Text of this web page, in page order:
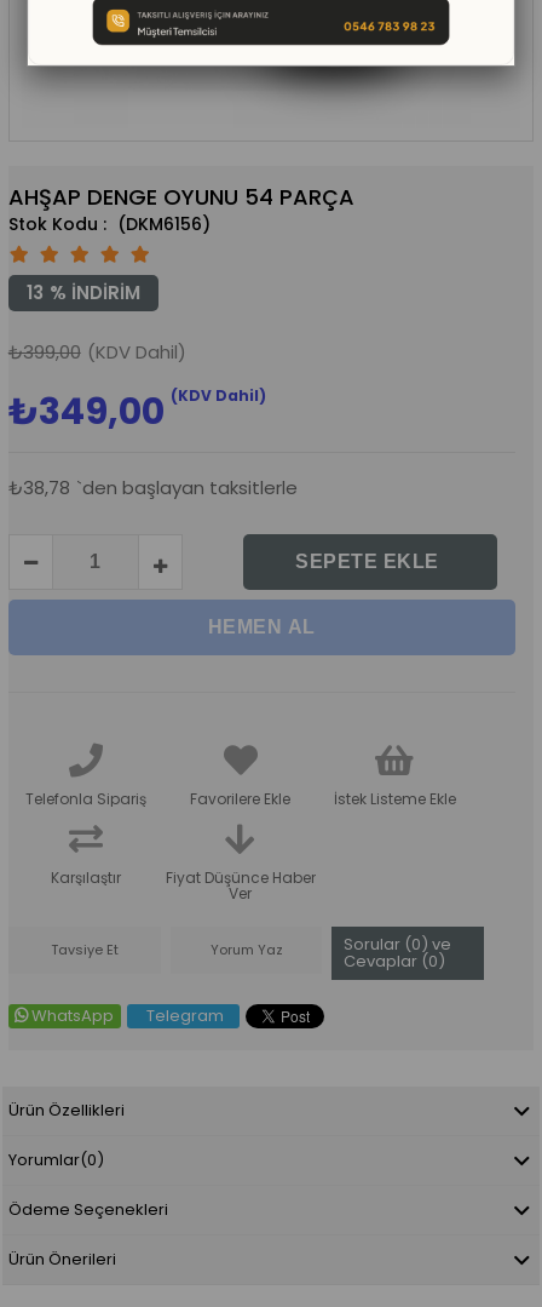
AHŞAP DENGE OYUNU 54 PARÇA
(DKM6156)
%
13 İNDIRIM
₺399,00 (KDV Dahil)
₺349,00 (KDV Dahil)
₺38,78 `den başlayan taksitlerle
Telefonla Sipariş Favorilere Ekle İstek Listeme Ekle
Karşılaştır Fiyat Düşünce Haber
Ver
Tavsiye Et Yorum Yaz Sorular (0) ve
Cevaplar (0)
WhatsApp Telegram
Ürün Özellikleri
Yorumlar(0)
Ödeme Seçenekleri
Ürün Önerileri